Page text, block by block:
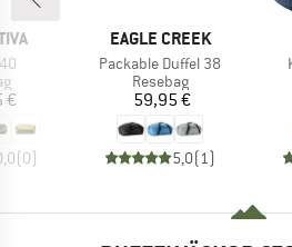
€
(0)
VARUMÄRKE
EAGLE CREEK
Produkter
Packable Duffel 38
Produktgrupp
Resebag
Pris
59,95 €
5,0(1 )